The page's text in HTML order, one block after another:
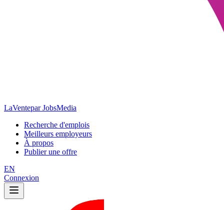
LaVentepar JobsMedia
Recherche d'emplois
Meilleurs employeurs
À propos
Publier une offre
EN
Connexion